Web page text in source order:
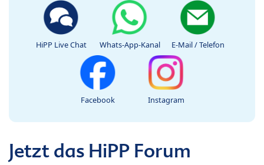
HiPP Live Chat Whats-App-Kanal E-Mail / Telefon
Facebook Instagram
Jetzt das HiPP Forum